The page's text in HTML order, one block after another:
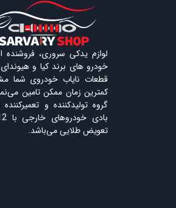
لوازم یدکی سروری، فروشنده
خودرو های برند کیا و
قطعات نایاب خودروی شما
کمترین زمان ممکن تامین
گروه تولیدکننده و
تعویض طلایی می‌باشد.